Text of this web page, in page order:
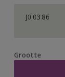
J0.03.86
Grootte